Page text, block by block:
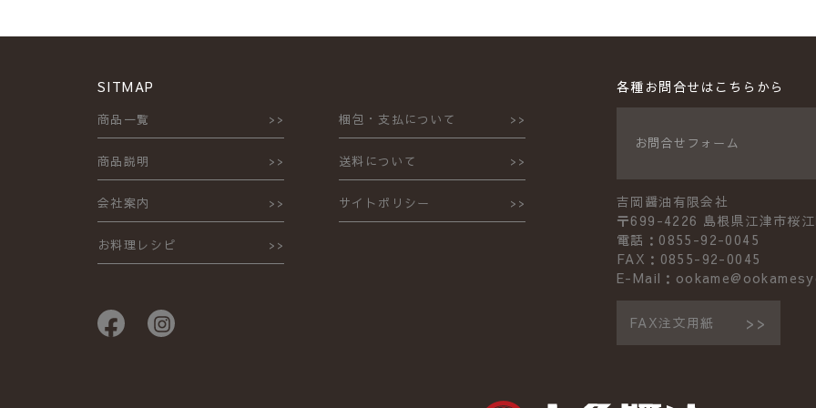
SITMAP
商品一覧
商品説明
会社案内
お料理レシピ
梱包・支払について
送料について
サイトポリシー
各種お問合せはこちらから
お問合せフォーム
吉岡醤油有限会社
〒699-4226 島根県江津市桜
電話：0855-92-0045
FAX：0855-92-0045
E-Mail：
FAX注文用紙